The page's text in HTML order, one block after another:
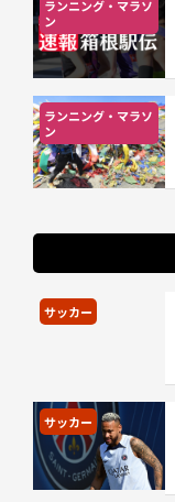
ランニング・マラソ
ン
ランニング・マラソ
ン
サッカー
サッカー